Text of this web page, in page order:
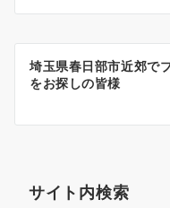
埼玉県春日部市近郊で
をお探しの皆様
サイト内検索